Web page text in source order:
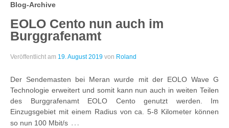
Blog-Archive
EOLO Cento nun auch im
Burggrafenamt
Veröffentlicht am 19. August 2019 von Roland
Der Sendemasten bei Meran wurde mit der EOLO Wave G
Technologie erweitert und somit kann nun auch in weiten Teilen
des Burggrafenamt EOLO Cento genutzt werden. Im
Einzugsgebiet mit einem Radius von ca. 5-8 Kilometer können
so nun 100 Mbit/s …